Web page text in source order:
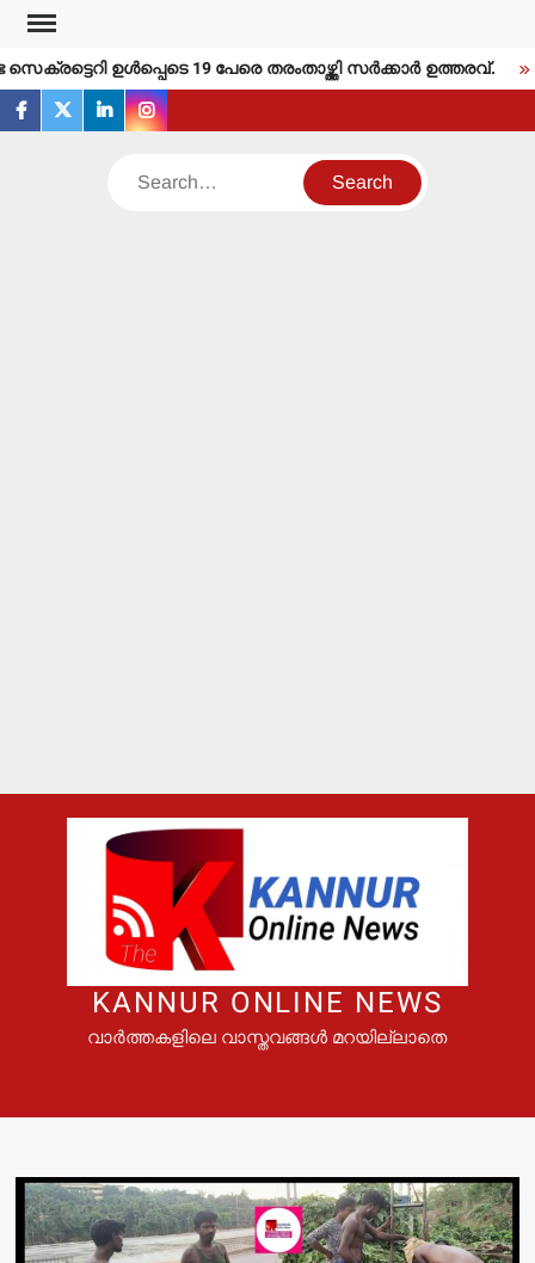
Skip
content
ഉള്‍പ്പെടെ 19 പേരെ തരംതാഴ്ത്തി സര്‍ക്കാര്‍ ഉത്തരവ്.
facebook
twitterlinkedininstagram
Search
KANNUR ONLINE NEWS
വാർത്തകളിലെ വാസ്തവങ്ങൾ മറയില്ലാതെ